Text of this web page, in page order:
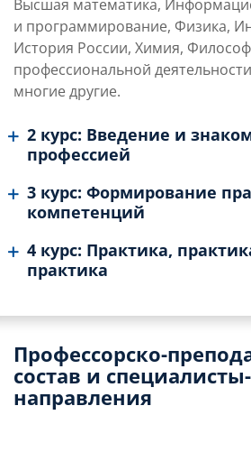
Высшая математика,
и программирование, Физика,
История России, Химия,
профессиональной
многие другие.
2 курс: Введение и
профессией
3 курс: Формирование
компетенций
4 курс: Практика,
практика
Профессорско-
состав и
направления